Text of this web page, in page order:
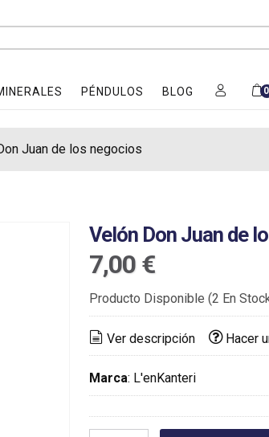
PÉNDULOS BLOG 0
Juan de los negocios
Velón Don Juan de
7,00 €
Producto Disponible (2 En
Ver descripción Hacer
Marca: L'enKanteri